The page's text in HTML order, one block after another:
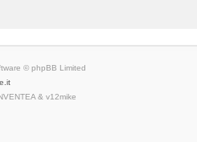
© phpBB Limited
& v12mike